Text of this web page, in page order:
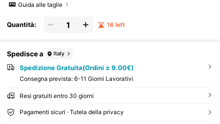
Guida alle taglie
Quantità: 16 left
Spedisce a Italy
Spedizione Gratuita(Ordini ≥ 9.00€)
Consegna prevista: 6-11 Giorni Lavorativi
Resi gratuiti entro 30 giorni
Pagamenti sicuri · Tutela della privacy